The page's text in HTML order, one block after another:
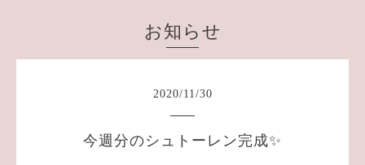
お知らせ
2020/11/30
今週分のシュトーレン完成✨